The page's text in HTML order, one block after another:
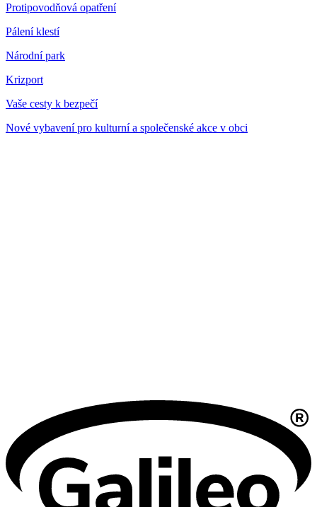
Protipovodňová opatření
Pálení klestí
Národní park
Krizport
Vaše cesty k bezpečí
Nové vybavení pro kulturní a společenské akce v obci